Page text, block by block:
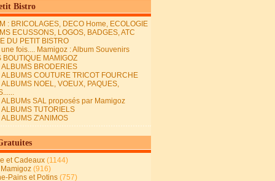
Bistro
: BRICOLAGES, DECO Home, ECOLOGIE
ECUSSONS, LOGOS, BADGES, ATC
DU PETIT BISTRO
fois.... Mamigoz : Album Souvenirs
BOUTIQUE MAMIGOZ
ALBUMS BRODERIES
ALBUMS COUTURE TRICOT FOURCHE
ALBUMS NOEL, VOEUX, PAQUES,
ALBUMs SAL proposés par Mamigoz
ALBUMS TUTORIELS
ALBUMS Z'ANIMOS
et Cadeaux (1144)
(916)
Pains et Potins (757)